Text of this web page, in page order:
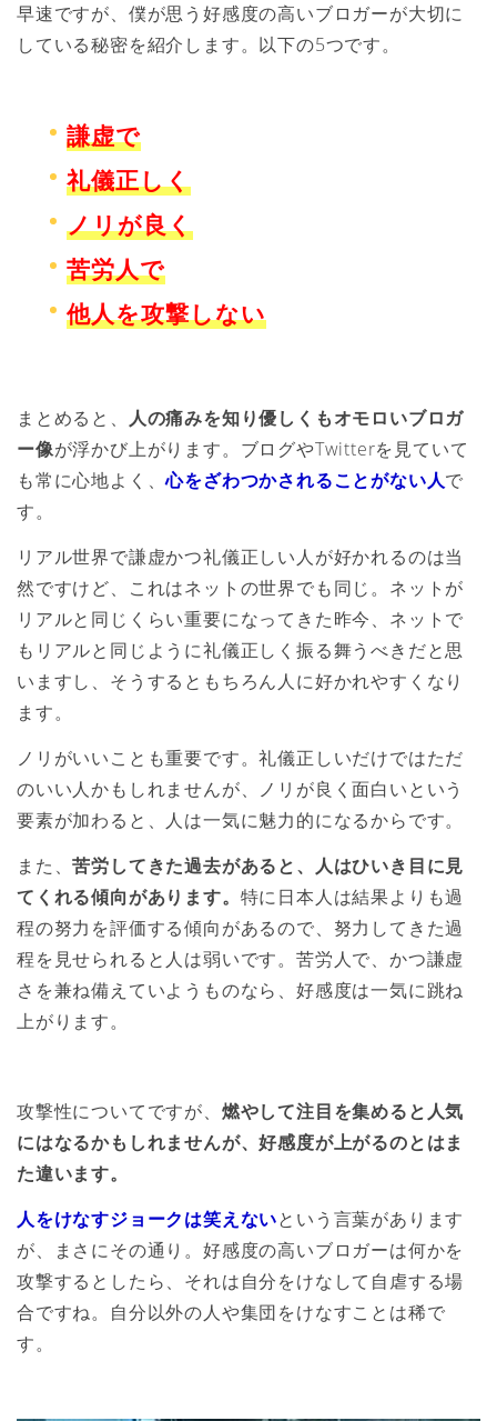
早速ですが、僕が思う好感度の高いブロガーが大切に
している秘密を紹介します。以下の5つです。
謙虚で
礼儀正しく
ノリが良く
苦労人で
他人を攻撃しない
まとめると、 人の痛みを知り優しくもオモロいブロガ
ー像が浮かび上がります。ブログやTwitterを見ていて
も常に心地よく、心をざわつかされることがない人で
す。
リアル世界で謙虚かつ礼儀正しい人が好かれるのは当
然ですけど、これはネットの世界でも同じ。ネットが
リアルと同じくらい重要になってきた昨今、ネットで
もリアルと同じように礼儀正しく振る舞うべきだと思
いますし、そうするともちろん人に好かれやすくなり
ます。
ノリがいいことも重要です。礼儀正しいだけではただ
のいい人かもしれませんが、ノリが良く面白いという
要素が加わると、人は一気に魅力的になるからです。
また、苦労してきた過去があると、人はひいき目に見
てくれる傾向があります。 特に日本人は結果よりも過
程の努力を評価する傾向があるので、努力してきた過
程を見せられると人は弱いです。苦労人で、かつ謙虚
さを兼ね備えていようものなら、好感度は一気に跳ね
上がります。
攻撃性についてですが、 燃やして注目を集めると人気
にはなるかもしれませんが、好感度が上がるのとはま
た違います。
人をけなすジョークは笑えないという言葉があります
が、まさにその通り。好感度の高いブロガーは何かを
攻撃するとしたら、それは自分をけなして自虐する場
合ですね。自分以外の人や集団をけなすことは稀で
す。